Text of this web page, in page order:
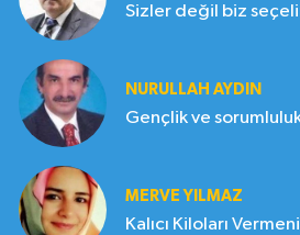
Sizler değil biz
NURULLAH AYDIN
Gençlik ve
MERVE YILMAZ
Kalıcı Kiloları